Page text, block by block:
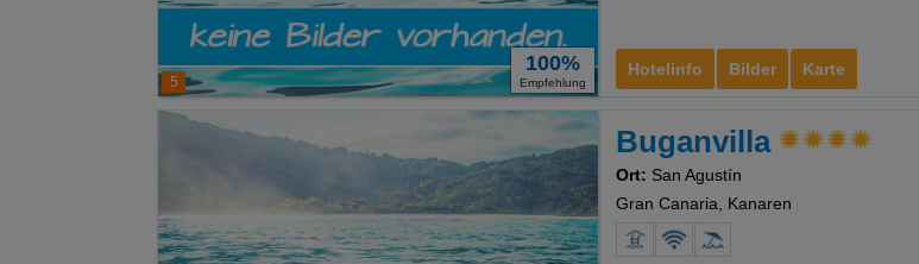
Analyse
Social Media Cookies
Advertising
Erweiterte Einstellungen
5
100%
Empfehlung
Hotelinfo Bilder Karte
Buganvilla
Ort: San Agustín
Gran Canaria, Kanaren